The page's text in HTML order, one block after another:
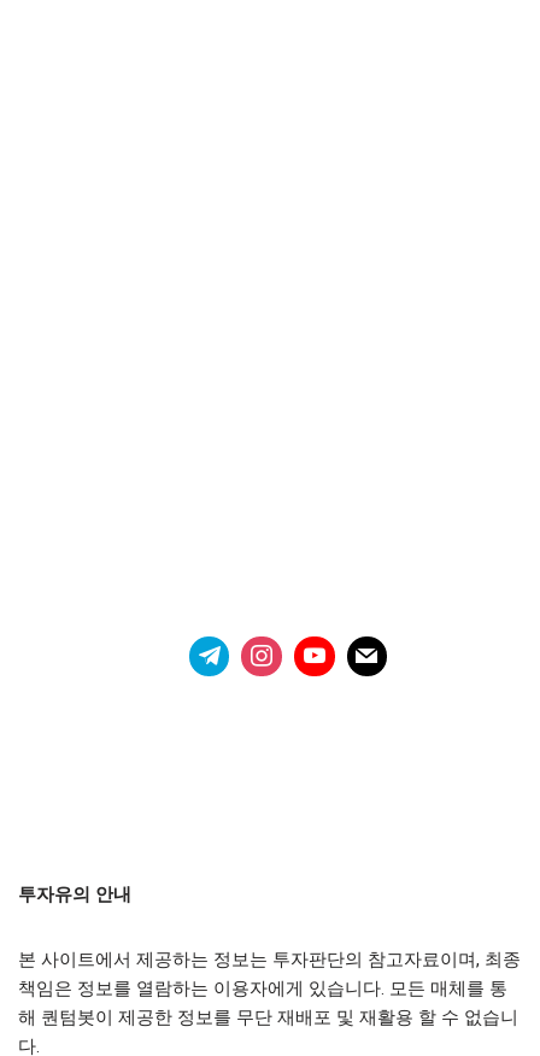
투자유의 안내
본 사이트에서 제공하는 정보는 투자판단의 참고자료이며, 최종
책임은 정보를 열람하는 이용자에게 있습니다. 모든 매체를 통
해 퀀텀봇이 제공한 정보를 무단 재배포 및 재활용 할 수 없습니
다.